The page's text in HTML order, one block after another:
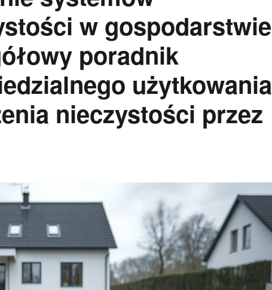
w gospodarstwie
poradnik
użytkowania
nieczystości przez